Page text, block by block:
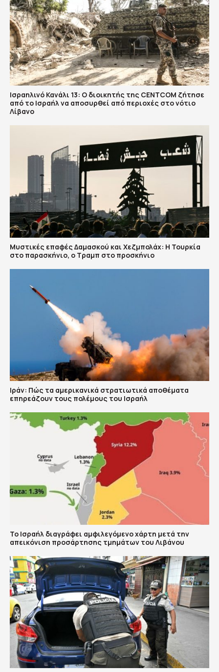
Ισραηλινό Κανάλι 13: Ο διοικητής της CENTCOM ζήτησε
από το Ισραήλ να αποσυρθεί από περιοχές στο νότιο
Λίβανο
​Μυστικές επαφές Δαμασκού και Χεζμπολάχ: Η Τουρκία
στο παρασκήνιο, ο Τραμπ στο προσκήνιο
Ιράν: Πώς τα αμερικανικά στρατιωτικά αποθέματα
επηρεάζουν τους πολέμους του Ισραήλ
Το Ισραήλ διαγράφει αμφιλεγόμενο χάρτη μετά την
απεικόνιση προσάρτησης τμημάτων του Λιβάνου